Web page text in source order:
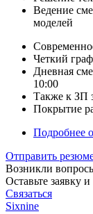
Ведение
моделей
Четкий
Дневная
10:00
Также к ЗП
Покрытие
Подробнее
Отправить
Возникли
Оставьте заявку
Связаться
Sixnine